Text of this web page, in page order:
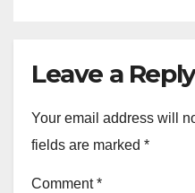
Leave a Reply
Your email address will
fields are marked *
Comment*